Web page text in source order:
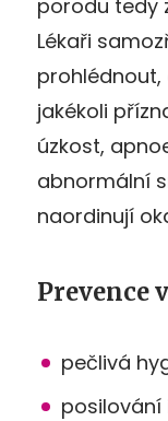
porodu tedy
Lékaři
jakékoli
úzkost,
abnormální
naordinují
Prevence
pečlivá
posilování